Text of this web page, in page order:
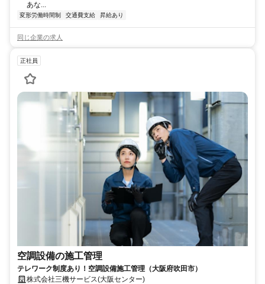
あな...
変形労働時間制 交通費支給 昇給あり
同じ企業の求人
正社員
空調設備の施工管理
テレワーク制度あり！空調設備施工管理（大阪府吹田市）
株式会社三機サービス(大阪センター)